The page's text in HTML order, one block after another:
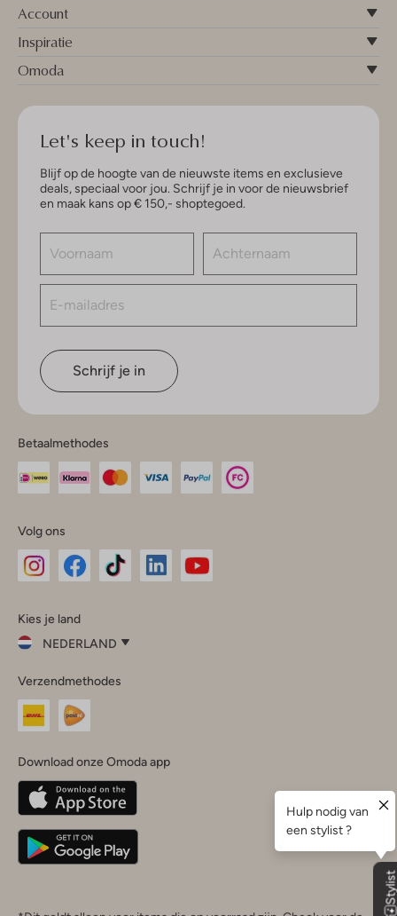
Account
Inspiratie
Omoda
Let's keep in touch!
Blijf op de hoogte van de nieuwste items en exclusieve
deals, speciaal voor jou. Schrijf je in voor de nieuwsbrief
en maak kans op € 150,- shoptegoed.
Schrijf je in
Betaalmethodes
Volg ons
InstagramFacebook
Kies je land
NEDERLAND
je
land
Nederland
Belgique(Français)
Deutschland
Verzendmethodes
Download onze Omoda app